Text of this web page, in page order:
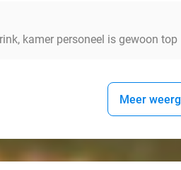
kamer personeel is gewoon top
Meer